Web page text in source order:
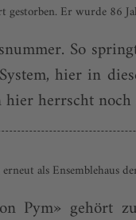
Er wurde 86
So
hier in
herrscht noch
als Ensemblehaus
Pym» gehört